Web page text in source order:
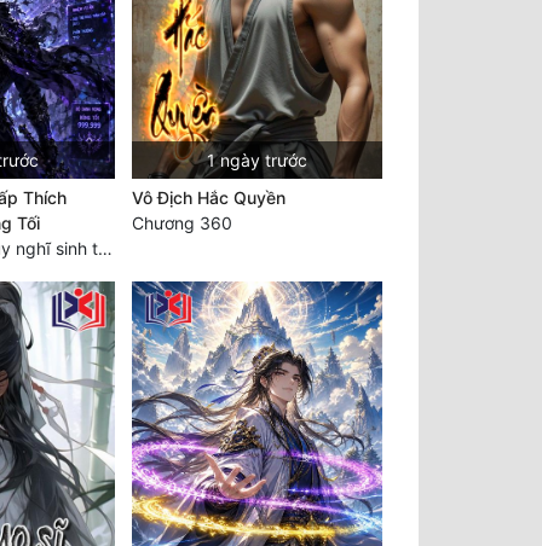
Thích
Tối
Chương 1705: Suy nghĩ sinh tồn của Vô Danh Tuyết!
1 ngày trước
Vô Địch Hắc Quyền
Chương 360